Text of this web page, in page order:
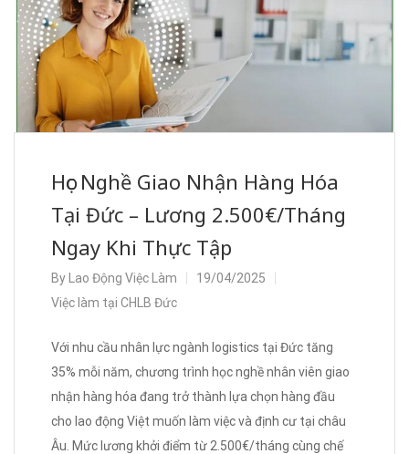
Học Nghề Giao Nhận Hàng Hóa
Tại Đức – Lương 2.500€/Tháng
Ngay Khi Thực Tập
By Lao Động Việc Làm
19/04/2025
Việc làm tại CHLB Đức
Với nhu cầu nhân lực ngành logistics tại Đức tăng
35% mỗi năm, chương trình học nghề nhân viên giao
nhận hàng hóa đang trở thành lựa chọn hàng đầu
cho lao động Việt muốn làm việc và định cư tại châu
Âu. Mức lương khởi điểm từ 2.500€/tháng cùng chế